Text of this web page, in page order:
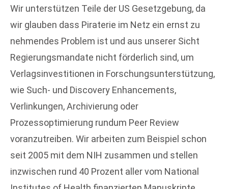
Wir unterstützen Teile der US Gesetzgebung, da
wir glauben dass Piraterie im Netz ein ernst zu
nehmendes Problem ist und aus unserer Sicht
Regierungsmandate nicht förderlich sind, um
Verlagsinvestitionen in Forschungsunterstützung,
wie Such- und Discovery Enhancements,
Verlinkungen, Archivierung oder
Prozessoptimierung rundum Peer Review
voranzutreiben. Wir arbeiten zum Beispiel schon
seit 2005 mit dem NIH zusammen und stellen
inzwischen rund 40 Prozent aller vom National